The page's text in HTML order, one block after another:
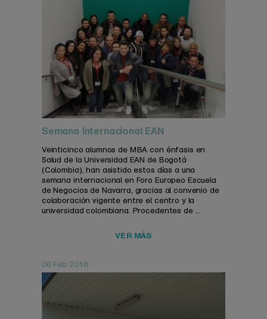
Semana Internacional EAN
Veinticinco alumnos de MBA con énfasis en
Salud de la Universidad EAN de Bogotá
(Colombia), han asistido estos días a una
semana internacional en Foro Europeo Escuela
de Negocios de Navarra, gracias al convenio de
colaboración vigente entre el centro y la
universidad colombiana. Procedentes de ...
VER MÁS
06 Feb 2018